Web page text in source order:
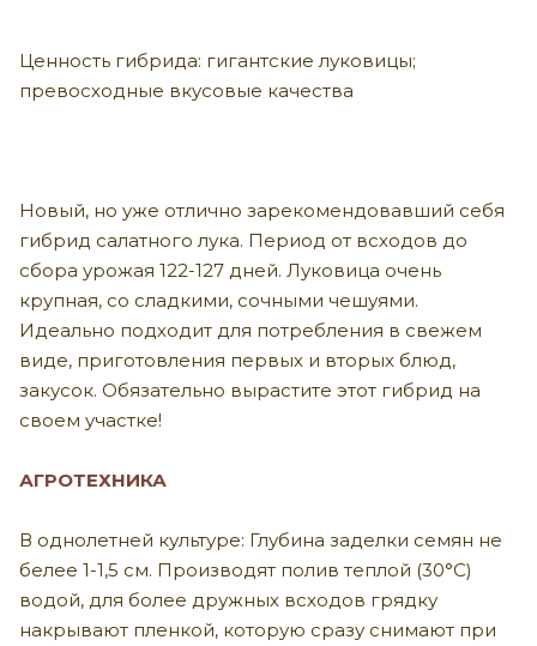
Ценность гибрида: гигантские луковицы;
превосходные вкусовые качества
Новый, но уже отлично зарекомендовавший себя
гибрид салатного лука. Период от всходов до
сбора урожая 122-127 дней. Луковица очень
крупная, со сладкими, сочными чешуями.
Идеально подходит для потребления в свежем
виде, приготовления первых и вторых блюд,
закусок. Обязательно вырастите этот гибрид на
своем участке!
АГРОТЕХНИКА
В однолетней культуре: Глубина заделки семян не
белее 1-1,5 см. Производят полив теплой (30°С)
водой, для более дружных всходов грядку
накрывают пленкой, которую сразу снимают при